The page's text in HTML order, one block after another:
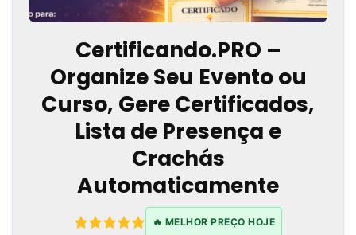
Certificando.PRO –
Organize Seu Evento ou
Curso, Gere Certificados,
Lista de Presença e
Crachás
Automaticamente
🔥 MELHOR PREÇO HOJE